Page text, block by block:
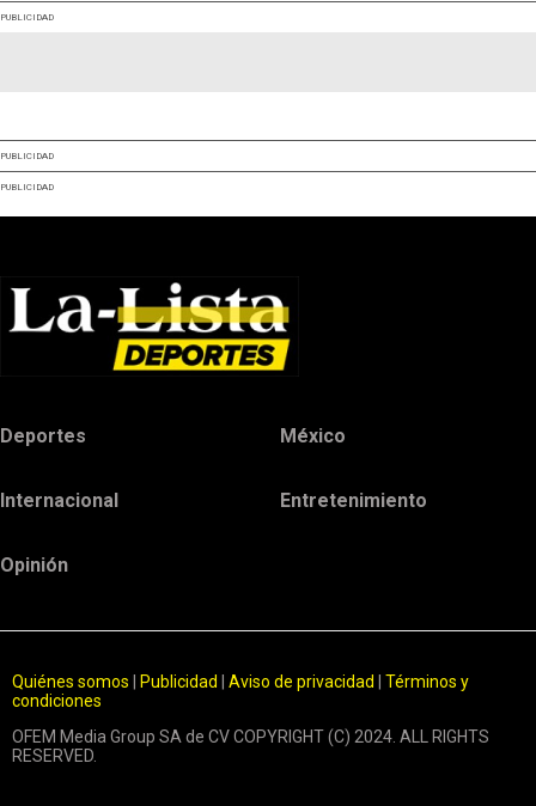
PUBLICIDAD
PUBLICIDAD
PUBLICIDAD
Deportes México
Internacional Entretenimiento
Opinión
Quiénes somos Publicidad Aviso de privacidad
Términos y
condiciones
OFEM Media Group SA de CV COPYRIGHT (C) 2024. ALL RIGHTS
RESERVED.